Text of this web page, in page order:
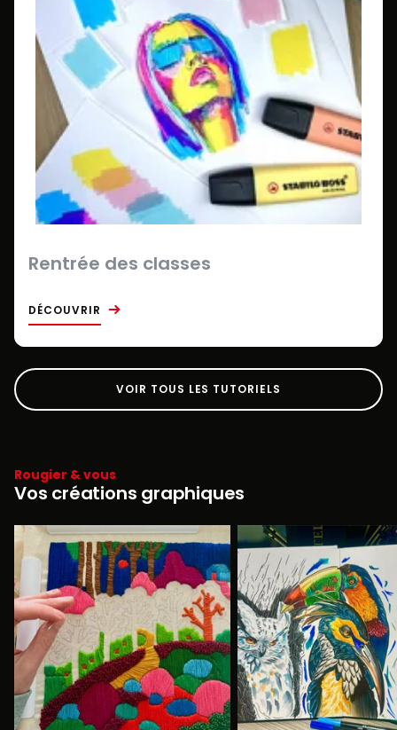
Rentrée des classes
DÉCOUVRIR
VOIR TOUS LES TUTORIELS
Rougier & vous
Vos créations graphiques